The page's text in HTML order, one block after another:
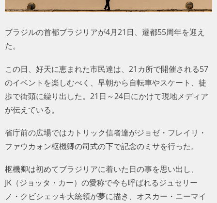
ビジネス
コラム
ブラジルの首都ブラジリアが4月21日、遷都55周年を迎え
た。
この日、好天に恵まれた市民達は、21カ所で開催される57
のイベントを楽しむべく、早朝から自転車やスケート、徒
歩で街頭に繰り出した。21日～24日にかけて現地メディア
が伝えている。
省庁前の広場ではカトリック信者達がジョゼ・フレイリ・
ファウカォン枢機卿の司式の下で記念のミサを行った。
枢機卿は初めてブラジリアに着いた日の事を思い出し、
JK（ジョッタ・カー）の愛称で今も呼ばれるジュセリー
ノ・クビシェッキ大統領が夢に描き、オスカー・ニーマイ